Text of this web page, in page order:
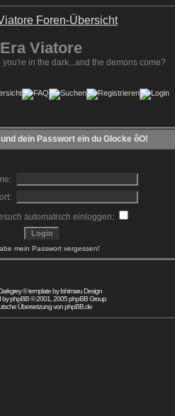
Era Viatore
in the dark...and the demons come?
dein Passwort ein du Glocke ôO!
automatisch einloggen:
mein Passwort vergessen!
© template byIshimaru Design
byphpBB© 2001, 2005 phpBB Group
Übersetzung vonphpBB.de